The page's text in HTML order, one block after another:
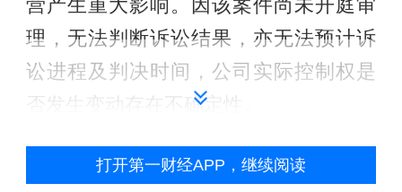
营产生重大影响。因该案件尚未开庭审
理，无法判断诉讼结果，亦无法预计诉
讼进程及判决时间，公司实际控制权是
否发生变动存在不确定性。
另外，公告还特别提到，此次诉讼不存
打开第一财经APP，继续阅读